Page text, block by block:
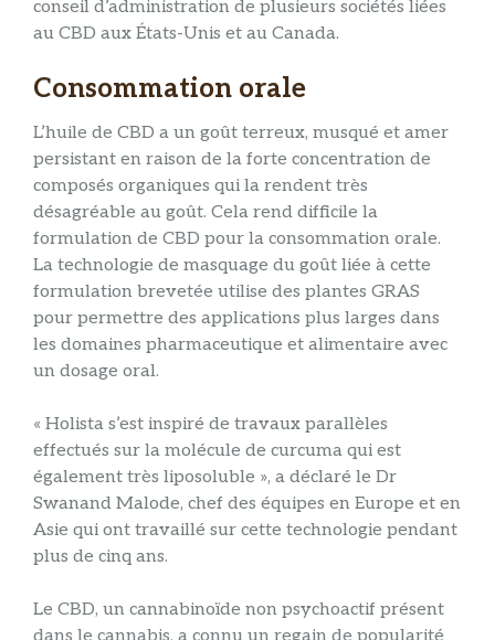
conseil d’administration de plusieurs sociétés liées
au CBD aux États-Unis et au Canada.
Consommation orale
L’huile de CBD a un goût terreux, musqué et amer
persistant en raison de la forte concentration de
composés organiques qui la rendent très
désagréable au goût. Cela rend difficile la
formulation de CBD pour la consommation orale.
La technologie de masquage du goût liée à cette
formulation brevetée utilise des plantes GRAS
pour permettre des applications plus larges dans
les domaines pharmaceutique et alimentaire avec
un dosage oral.
« Holista s’est inspiré de travaux parallèles
effectués sur la molécule de curcuma qui est
également très liposoluble », a déclaré le Dr
Swanand Malode, chef des équipes en Europe et en
Asie qui ont travaillé sur cette technologie pendant
plus de cinq ans.
Le CBD, un cannabinoïde non psychoactif présent